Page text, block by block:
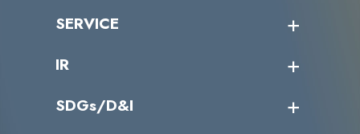
ミッション／ビジョン
パートナー企業一覧
サイバーニュース
SERVICE
カテゴリー別サービス一覧
IR
IRカレンダー
SDGs/D&I